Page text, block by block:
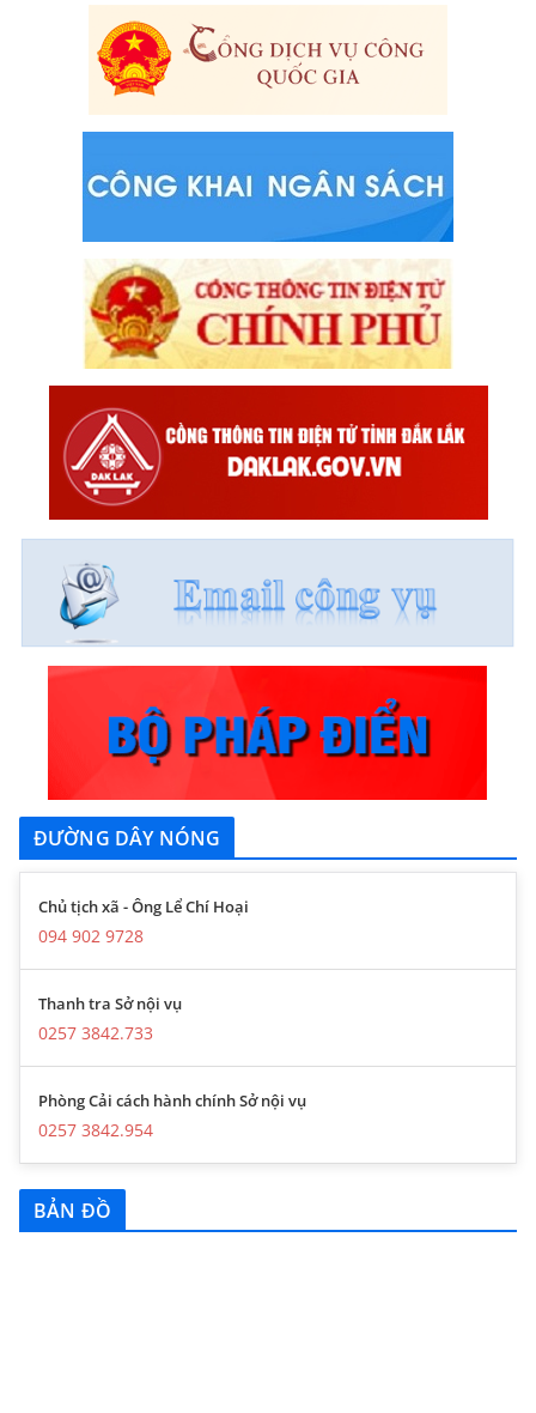
ĐƯỜNG DÂY NÓNG
Chủ tịch xã - Ông Lể Chí Hoại
094 902 9728
Thanh tra Sở nội vụ
0257 3842.733
Phòng Cải cách hành chính Sở nội vụ
0257 3842.954
BẢN ĐỒ